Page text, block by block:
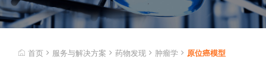
首页 服务与解决方案 药物发现 肿瘤学 原位癌模型